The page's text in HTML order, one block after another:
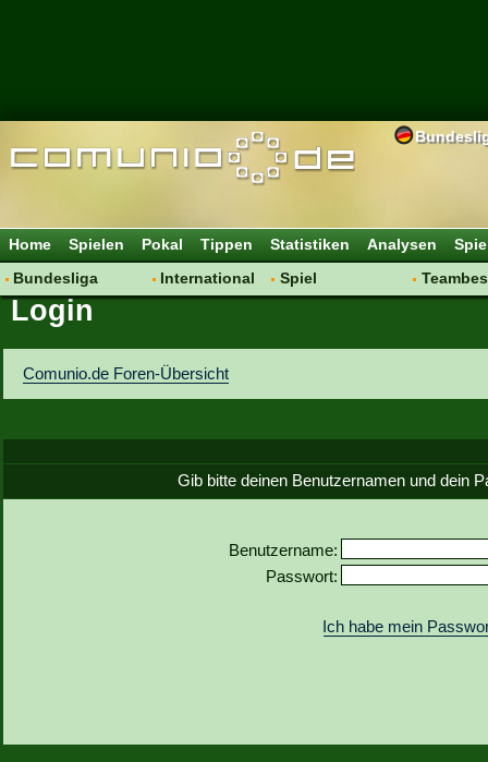
Home Spielen Pokal Tippen Statistiken Analysen
Bundesliga
Hot News
Spielanalyse
Vereinsdiskussion
International
Spiel
Login
Comunio.de Foren-Übersicht
Gib bitte deinen Benutzernamen und dein
Benutzername:
Passwort:
Ich habe mein